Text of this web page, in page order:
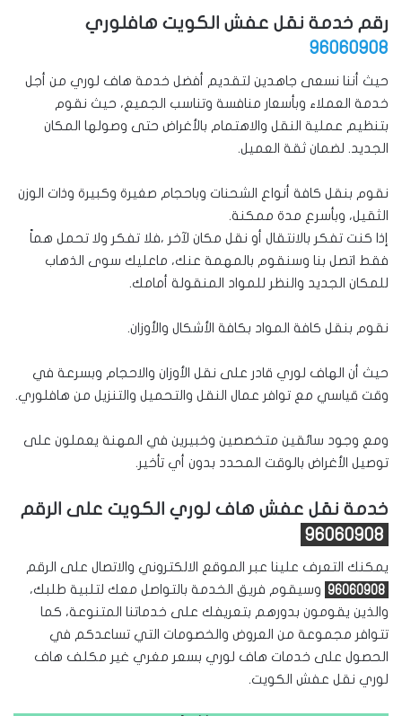
رقم خدمة نقل عفش الكويت هافلوري
96060908
حيث أننا نسعى جاهدين لتقديم أفضل خدمة هاف لوري من أجل
خدمة العملاء وبأسعار منافسة وتناسب الجميع، حيث نقوم
بتنظيم عملية النقل والاهتمام بالأغراض حتى وصولها المكان
الجديد. لضمان ثقة العميل.
نقوم بنقل كافة أنواع الشحنات وباحجام صغيرة وكبيرة وذات الوزن
الثقيل، وبأسرع مدة ممكنة.
إذا كنت تفكر بالانتقال أو نقل مكان لآخر ،فلا تفكر ولا تحمل هماً
فقط اتصل بنا وسنقوم بالمهمة عنك، ماعليك سوى الذهاب
للمكان الجديد والنظر للمواد المنقولة أمامك.
نقوم بنقل كافة المواد بكافة الأشكال والأوزان.
حيث أن الهاف لوري قادر على نقل الأوزان والاحجام وبسرعة في
وقت قياسي مع توافر عمال النقل والتحميل والتنزيل من هافلوري.
ومع وجود سائقين متخصصين وخبيرين في المهنة يعملون على
توصيل الأغراض بالوقت المحدد بدون أي تأخير.
خدمة نقل عفش هاف لوري الكويت على الرقم
96060908
يمكنك التعرف علينا عبر الموقع الالكتروني والاتصال على الرقم
96060908 وسيقوم فريق الخدمة بالتواصل معك لتلبية طلبك،
والذين يقومون بدورهم بتعريفك على خدماتنا المتنوعة، كما
تتوافر مجموعة من العروض والخصومات التي تساعدكم في
الحصول على خدمات هاف لوري بسعر مغري غير مكلف هاف
لوري نقل عفش الكويت.